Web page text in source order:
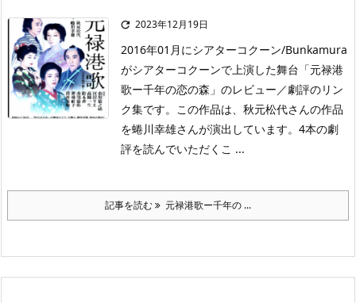
 2023年12月19日
2016年01月にシアターコクーン/Bunkamura
がシアターコクーンで上演した舞台「元禄港
歌ー千年の恋の森」のレビュー／劇評のリン
ク集です。この作品は、秋元松代さんの作品
を蜷川幸雄さんが演出しています。4本の劇
評を読んでいただくこ ...
記事を読む 元禄港歌ー千年の ...